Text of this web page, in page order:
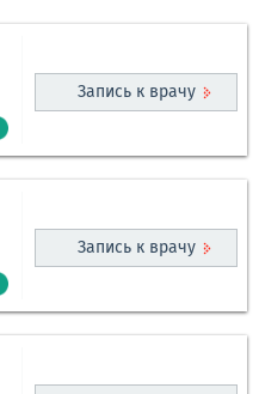
Запись к врачу
Запись к врачу